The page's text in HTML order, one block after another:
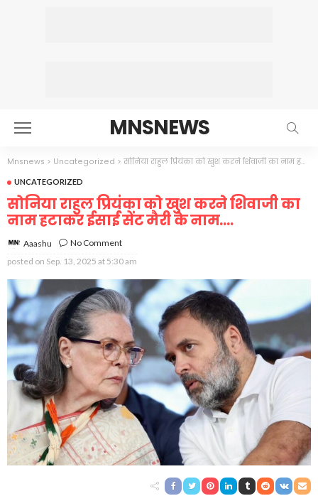
MNSNEWS
Mnsnews > Uncategorized > सोनिया राहुल प्रियंका को खुश करने शिवाजी का नाम हटाकर ईसाई सेंट मैरी के नाम….
UNCATEGORIZED
सोनिया राहुल प्रियंका को खुश करने शिवाजी का
नाम हटाकर ईसाई सेंट मैरी के नाम….
Aaashu
No Comment
posted on Sep. 13, 2025 at 5:30 am